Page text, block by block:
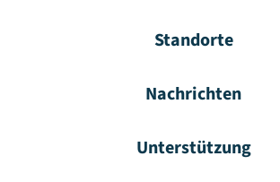
Standorte
Nachrichten
Unterstützung